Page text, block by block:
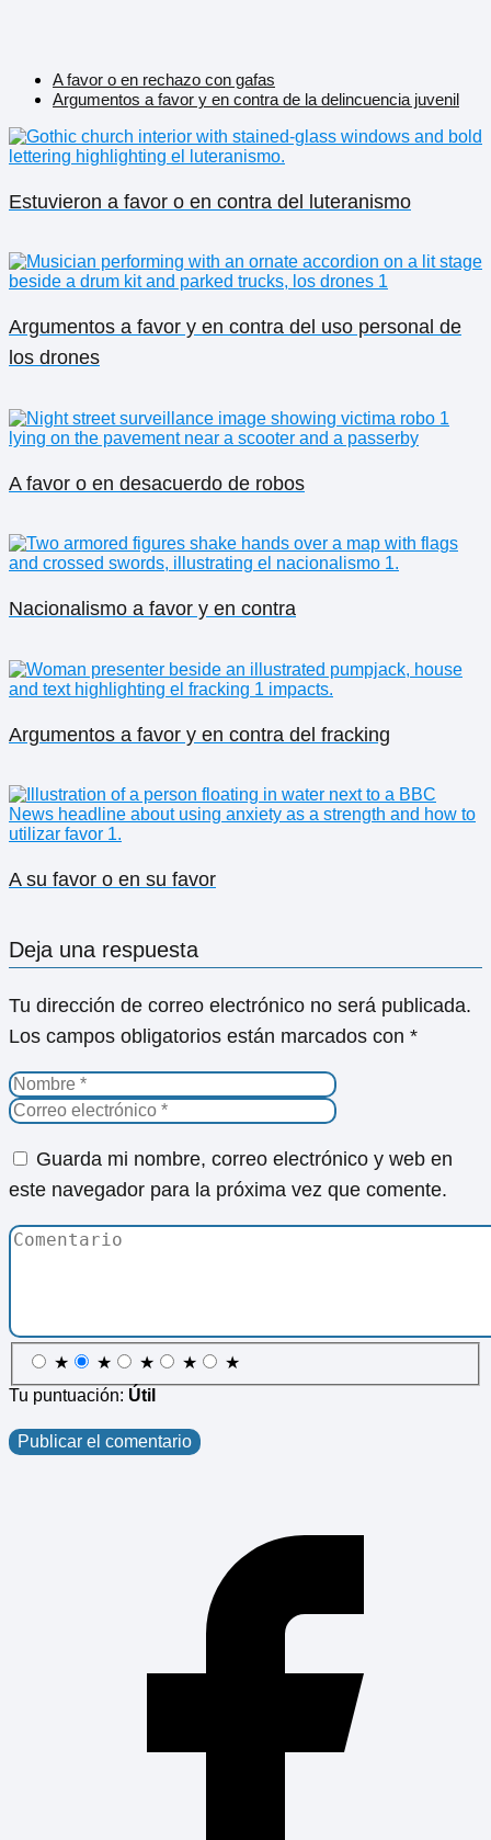
A favor o en rechazo con gafas
Argumentos a favor y en contra de la delincuencia juvenil
Estuvieron a favor o en contra del luteranismo
Argumentos a favor y en contra del uso personal de
los drones
A favor o en desacuerdo de robos
Nacionalismo a favor y en contra
Argumentos a favor y en contra del fracking
A su favor o en su favor
Deja una respuesta
Tu dirección de correo electrónico no será publicada.
Los campos obligatorios están marcados con *
Guarda mi nombre, correo electrónico y web en
este navegador para la próxima vez que comente.
★ ★ ★ ★
★
Tu puntuación: Útil